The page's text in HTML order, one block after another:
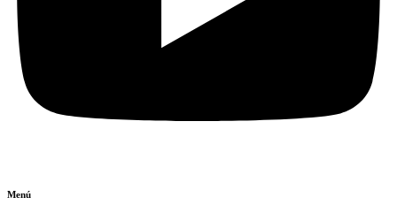
Menú